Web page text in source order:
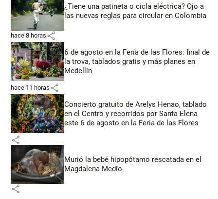
¿Tiene una patineta o cicla eléctrica? Ojo a
las nuevas reglas para circular en Colombia
hace 8 horas share
6 de agosto en la Feria de las Flores: final de
la trova, tablados gratis y más planes en
Medellín
hace 11 horas share
Concierto gratuito de Arelys Henao, tablado
en el Centro y recorridos por Santa Elena
este 6 de agosto en la Feria de las Flores
share
Murió la bebé hipopótamo rescatada en el
Magdalena Medio
share